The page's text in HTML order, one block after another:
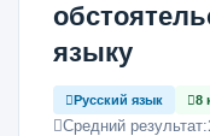
языку
Русский язык 8
Средний результат: